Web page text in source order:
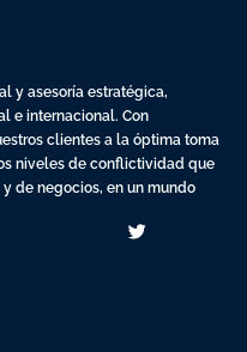
y asesoría estratégica,
e internacional. Con
clientes a la óptima toma
niveles de conflictividad que
de negocios, en un mundo